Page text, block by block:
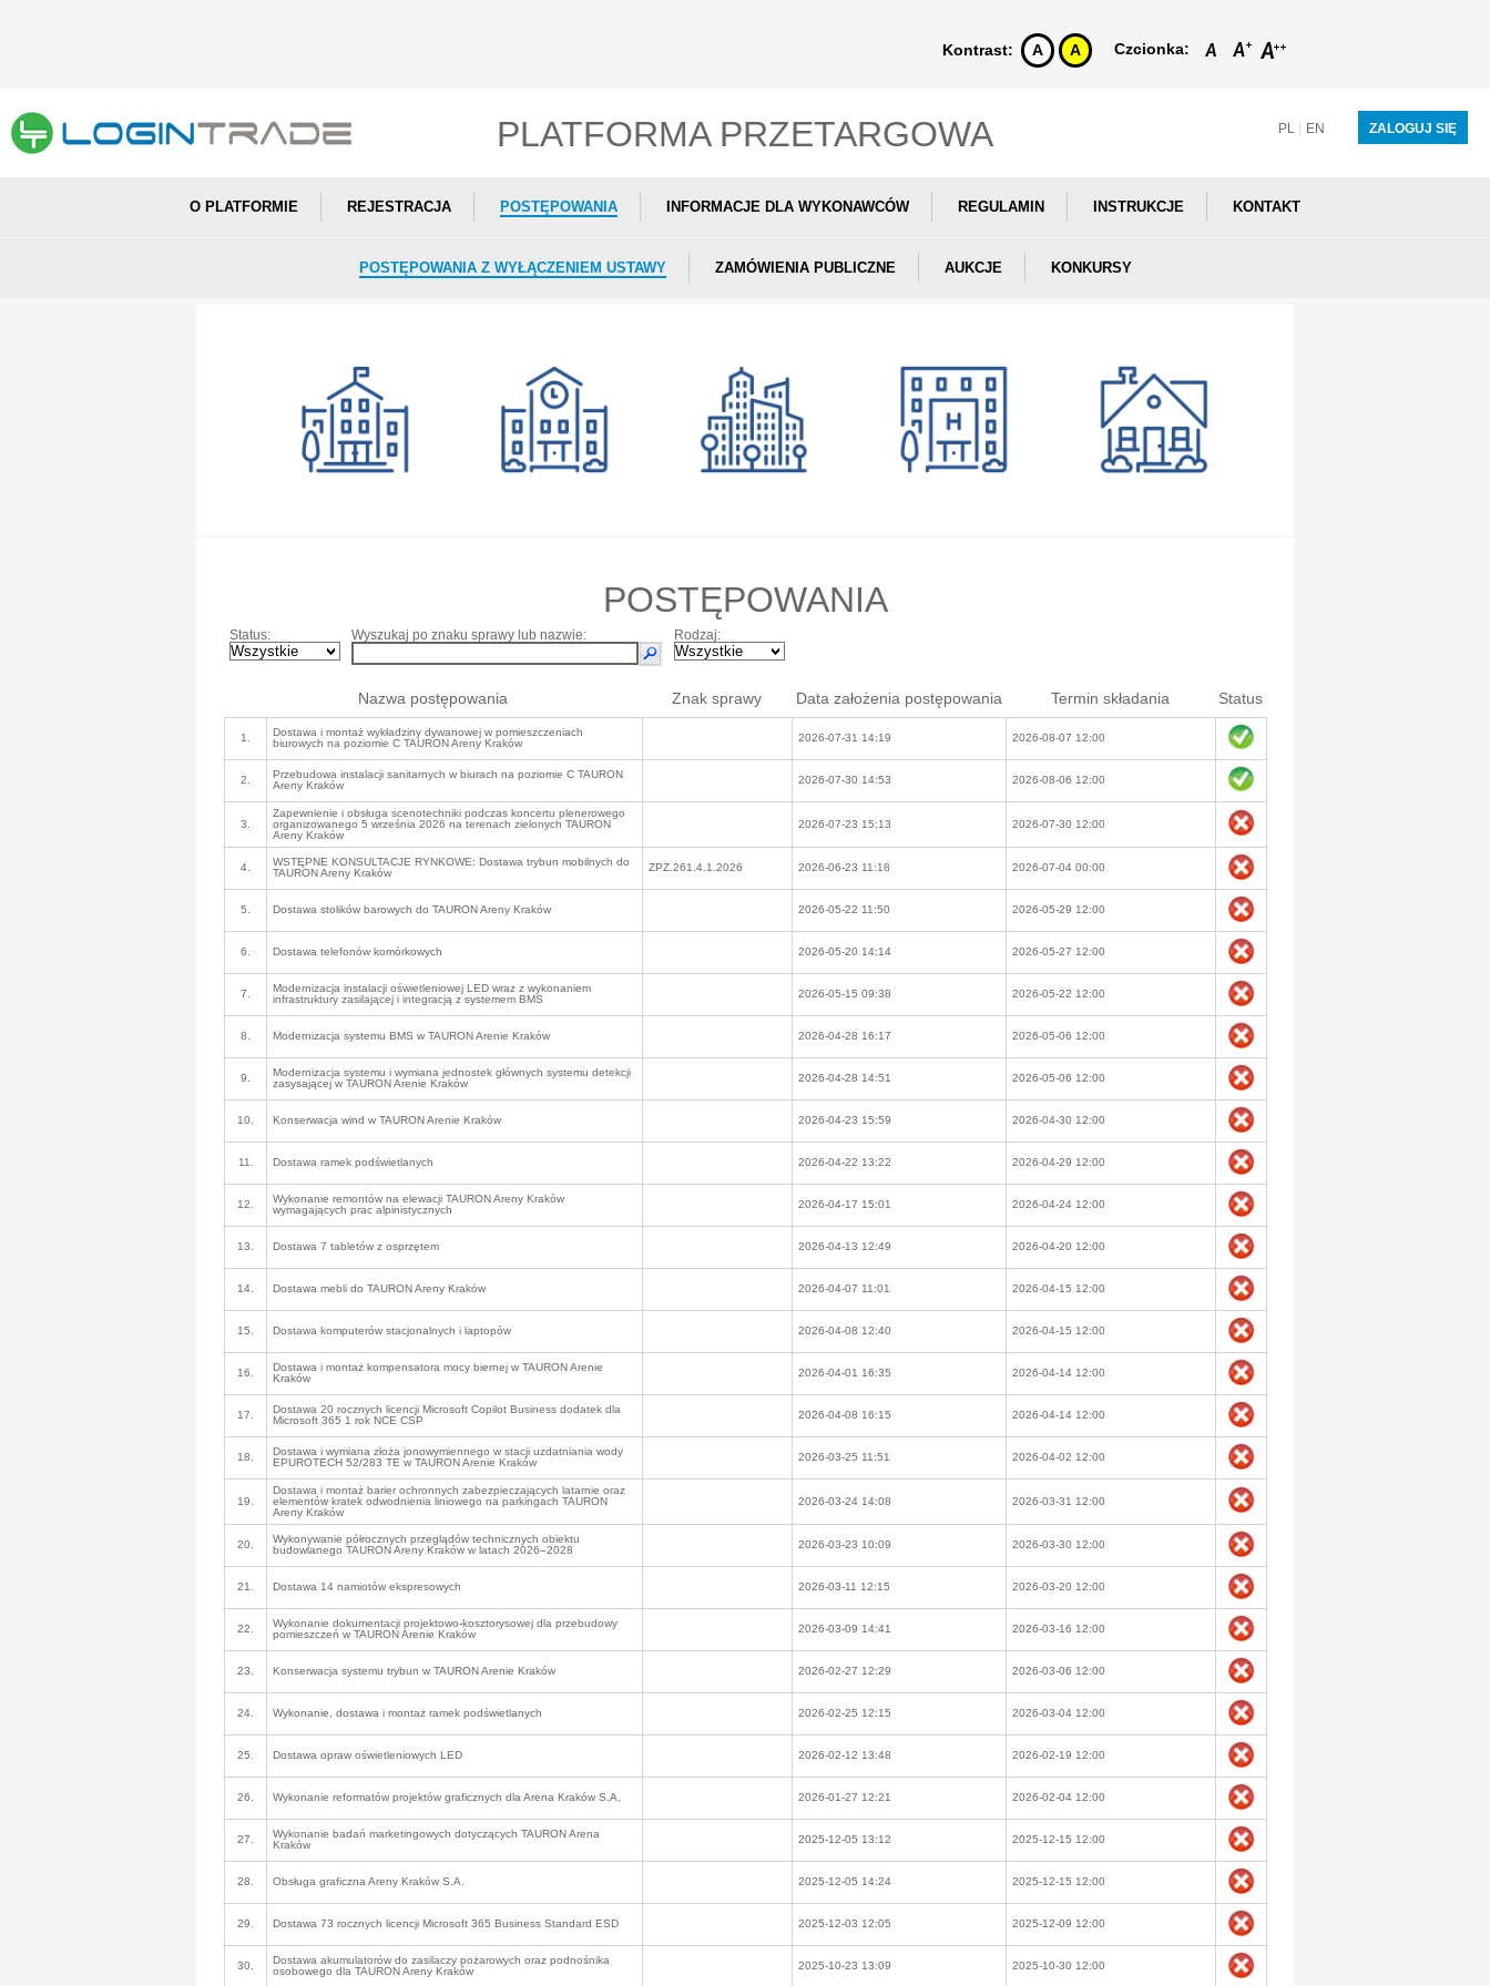
Czcionka:
Kontrast: A A
PLATFORMA PRZETARGOWA PL EN ZALOGUJ SIĘ
O PLATFORMIE REJESTRACJA POSTĘPOWANIA INFORMACJE DLA WYKONAWCÓW REGULAMIN INSTRUKCJE KONTAKT
POSTĘPOWANIA Z WYŁĄCZENIEM USTAWY ZAMÓWIENIA PUBLICZNE AUKCJE KONKURSY
POSTĘPOWANIA
Status: Wyszukaj po znaku sprawy lub nazwie: Rodzaj:
Nazwa postępowania Znak sprawy Data założenia postępowania Termin składania Status
1.
Dostawa i montaż wykładziny dywanowej w pomieszczeniach
biurowych na poziomie C TAURON Areny Kraków
2026-07-31 14:19 2026-08-07 12:00
2.
Przebudowa instalacji sanitarnych w biurach na poziomie C TAURON
Areny Kraków
2026-07-30 14:53 2026-08-06 12:00
3.
Zapewnienie i obsługa scenotechniki podczas koncertu plenerowego
organizowanego 5 września 2026 na terenach zielonych TAURON
Areny Kraków
2026-07-23 15:13 2026-07-30 12:00
4.
WSTĘPNE KONSULTACJE RYNKOWE: Dostawa trybun mobilnych do
TAURON Areny Kraków
ZPZ.261.4.1.2026 2026-06-23 11:18 2026-07-04 00:00
5. Dostawa stolików barowych do TAURON Areny Kraków 2026-05-22 11:50 2026-05-29 12:00
6. Dostawa telefonów komórkowych 2026-05-20 14:14 2026-05-27 12:00
7.
Modernizacja instalacji oświetleniowej LED wraz z wykonaniem
infrastruktury zasilającej i integracją z systemem BMS
2026-05-15 09:38 2026-05-22 12:00
8. Modernizacja systemu BMS w TAURON Arenie Kraków 2026-04-28 16:17 2026-05-06 12:00
9.
Modernizacja systemu i wymiana jednostek głównych systemu detekcji
zasysającej w TAURON Arenie Kraków
2026-04-28 14:51 2026-05-06 12:00
10. Konserwacja wind w TAURON Arenie Kraków 2026-04-23 15:59 2026-04-30 12:00
11. Dostawa ramek podświetlanych 2026-04-22 13:22 2026-04-29 12:00
12.
Wykonanie remontów na elewacji TAURON Areny Kraków
wymagających prac alpinistycznych
2026-04-17 15:01 2026-04-24 12:00
13. Dostawa 7 tabletów z osprzętem 2026-04-13 12:49 2026-04-20 12:00
14. Dostawa mebli do TAURON Areny Kraków 2026-04-07 11:01 2026-04-15 12:00
15. Dostawa komputerów stacjonalnych i laptopów 2026-04-08 12:40 2026-04-15 12:00
16.
Dostawa i montaż kompensatora mocy biernej w TAURON Arenie
Kraków
2026-04-01 16:35 2026-04-14 12:00
17.
Dostawa 20 rocznych licencji Microsoft Copilot Business dodatek dla
Microsoft 365 1 rok NCE CSP
2026-04-08 16:15 2026-04-14 12:00
18.
Dostawa i wymiana złoża jonowymiennego w stacji uzdatniania wody
EPUROTECH 52/283 TE w TAURON Arenie Kraków
2026-03-25 11:51 2026-04-02 12:00
19.
Dostawa i montaż barier ochronnych zabezpieczających latarnie oraz
elementów kratek odwodnienia liniowego na parkingach TAURON
Areny Kraków
2026-03-24 14:08 2026-03-31 12:00
20.
Wykonywanie półrocznych przeglądów technicznych obiektu
budowlanego TAURON Areny Kraków w latach 2026–2028
2026-03-23 10:09 2026-03-30 12:00
21. Dostawa 14 namiotów ekspresowych 2026-03-11 12:15 2026-03-20 12:00
22.
Wykonanie dokumentacji projektowo-kosztorysowej dla przebudowy
pomieszczeń w TAURON Arenie Kraków
2026-03-09 14:41 2026-03-16 12:00
23. Konserwacja systemu trybun w TAURON Arenie Kraków 2026-02-27 12:29 2026-03-06 12:00
24. Wykonanie, dostawa i montaż ramek podświetlanych 2026-02-25 12:15 2026-03-04 12:00
25. Dostawa opraw oświetleniowych LED 2026-02-12 13:48 2026-02-19 12:00
26. Wykonanie reformatów projektów graficznych dla Arena Kraków S.A. 2026-01-27 12:21 2026-02-04 12:00
27.
Wykonanie badań marketingowych dotyczących TAURON Arena
Kraków
2025-12-05 13:12 2025-12-15 12:00
28. Obsługa graficzna Areny Kraków S.A. 2025-12-05 14:24 2025-12-15 12:00
29. Dostawa 73 rocznych licencji Microsoft 365 Business Standard ESD 2025-12-03 12:05 2025-12-09 12:00
30.
Dostawa akumulatorów do zasilaczy pożarowych oraz podnośnika
osobowego dla TAURON Areny Kraków
2025-10-23 13:09 2025-10-30 12:00